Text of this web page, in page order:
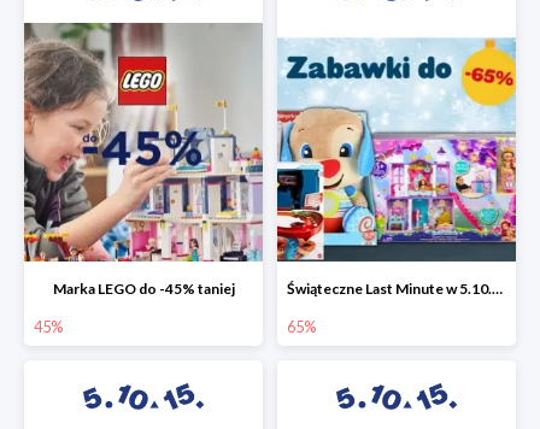
Marka LEGO do -45% taniej
45%
Świąteczne Last Minute w 5.10.15 - zabawki do -65%
65%